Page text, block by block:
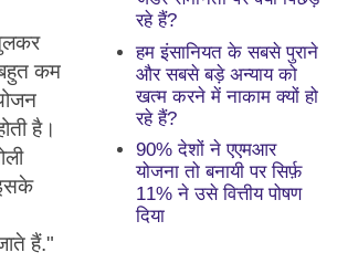
बहुत कम
है।
हैं."
रहे हैं?
हम इंसानियत के सबसे पुराने
और सबसे बड़े अन्याय को
खत्म करने में नाकाम क्यों हो
रहे हैं?
90% देशों ने एएमआर
योजना तो बनायी पर सिर्फ़
11% ने उसे वित्तीय पोषण
दिया